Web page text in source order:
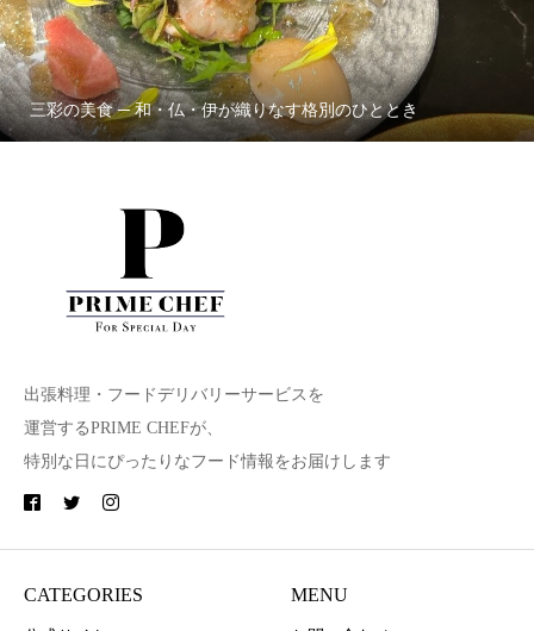
三彩の美食 ─ 和・仏・伊が織りなす格別のひととき
出張料理・フードデリバリーサービスを
運営するPRIME CHEFが、
特別な日にぴったりなフード情報をお届けします
CATEGORIES MENU